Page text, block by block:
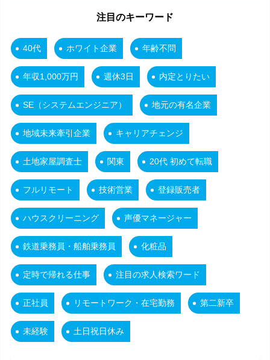
注目のキーワード
40代 ホワイト企業 年齢不問
年収1,000万円 週休3日 内定とりたい
SE（システムエンジニア） 地元の有名企業
地域未来牽引企業 キャリアチェンジ
土地家屋調査士 関東 20代 初めて転職
フルリモート 技術営業 登録販売者
ハウスクリーニング 声優マネージャー
鉄道乗務員・船舶乗務員 化粧品
定時で帰れる仕事 注目の求人検索ワード
正社員 リモートワーク・在宅勤務 第二新卒
未経験 土日祝日休み